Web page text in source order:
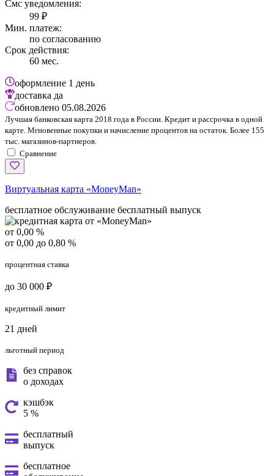
Смс уведомления:
99 ₽
Мин. платеж:
по согласованию
Срок действия:
60 мес.
оформление 1 день
доставка да
обновлено 05.08.2026
Лучшая банковская карта 2018 года в России. Кредит и рассрочка в одной
карте. Мгновенные покупки и начисление процентов на остаток. Более 155
тыс. магазинов-партнеров.
Сравнение
Виртуальная карта «MoneyMan»
бесплатное обслуживание бесплатный выпуск
от 0,00 %
от 0,00 до 0,80 %
процентная ставка
до 30 000 ₽
кредитный лимит
21 дней
льготный период
без справок
о доходах
кэшбэк
5 %
бесплатный
выпуск
бесплатное